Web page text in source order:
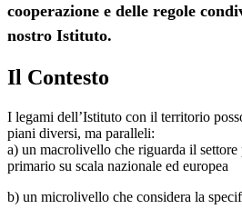
cooperazione e delle regole
nostro Istituto.
Il Contesto
I legami dell’Istituto con il territorio
piani diversi, ma paralleli:
a) un macrolivello che riguarda il
primario su scala nazionale ed europea
b) un microlivello che considera la